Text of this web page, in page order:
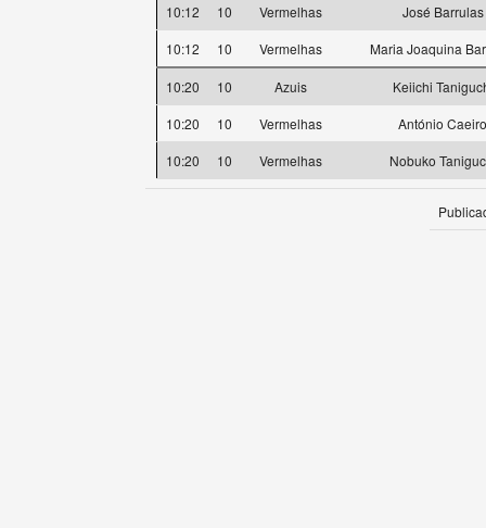
10:12
10 Vermelhas
José Barrulas
10:12
10 Vermelhas Maria Joaquina
10:20 10 Azuis
Keiichi
10:20
10 Vermelhas
António Caeiro
10:20
10 Vermelhas Nobuko